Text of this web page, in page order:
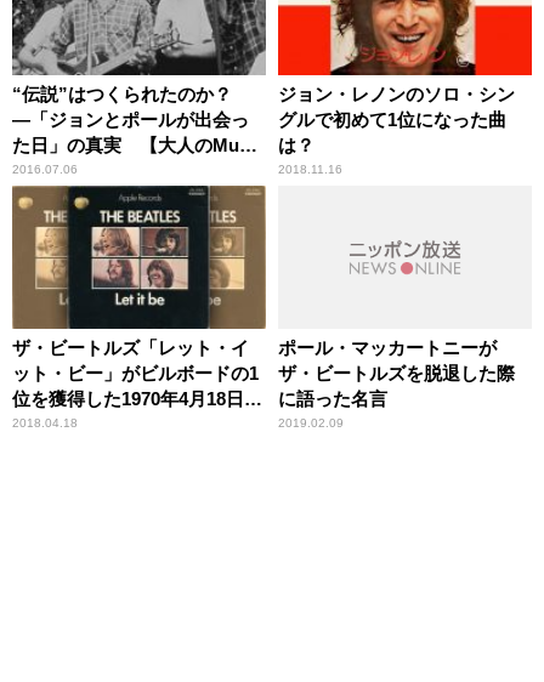
“伝説”はつくられたのか？
―「ジョンとポールが出会っ
た日」の真実 【大人のMusic
Calendar】
2016.07.06
ジョン・レノンのソロ・シン
グルで初めて1位になった曲
は？
2018.11.16
ザ・ビートルズ「レット・イ
ット・ビー」がビルボードの1
位を獲得した1970年4月18日、
僕は彼らからのメッセージ
2018.04.18
ポール・マッカートニーが
ザ・ビートルズを脱退した際
に語った名言
2019.02.09